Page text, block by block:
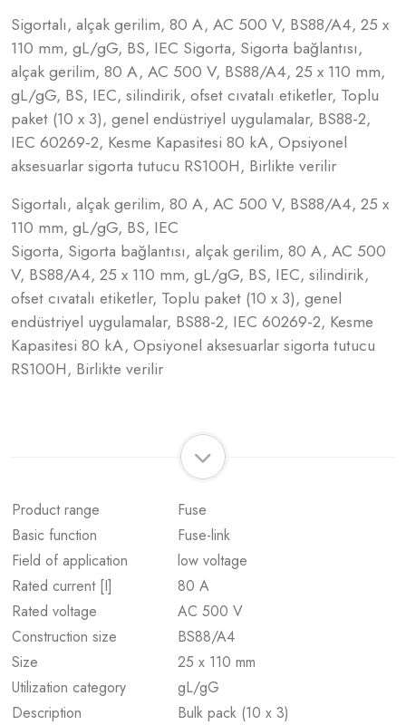
Sigortalı, alçak gerilim, 80 A, AC 500 V, BS88/A4, 25 x
110 mm, gL/gG, BS, IEC Sigorta, Sigorta bağlantısı,
alçak gerilim, 80 A, AC 500 V, BS88/A4, 25 x 110 mm,
gL/gG, BS, IEC, silindirik, ofset cıvatalı etiketler, Toplu
paket (10 x 3), genel endüstriyel uygulamalar, BS88-2,
IEC 60269-2, Kesme Kapasitesi 80 kA, Opsiyonel
aksesuarlar sigorta tutucu RS100H, Birlikte verilir
Sigortalı, alçak gerilim, 80 A, AC 500 V, BS88/A4, 25 x
110 mm, gL/gG, BS, IEC
Sigorta, Sigorta bağlantısı, alçak gerilim, 80 A, AC 500
V, BS88/A4, 25 x 110 mm, gL/gG, BS, IEC, silindirik,
ofset cıvatalı etiketler, Toplu paket (10 x 3), genel
endüstriyel uygulamalar, BS88-2, IEC 60269-2, Kesme
Kapasitesi 80 kA, Opsiyonel aksesuarlar sigorta tutucu
RS100H, Birlikte verilir
Product range
Fuse
Basic function
Fuse-link
Field of application
low voltage
Rated current [I]
80 A
Rated voltage
AC 500 V
Construction size
BS88/A4
Size
25 x 110 mm
Utilization category
gL/gG
Description
Bulk pack (10 x 3)